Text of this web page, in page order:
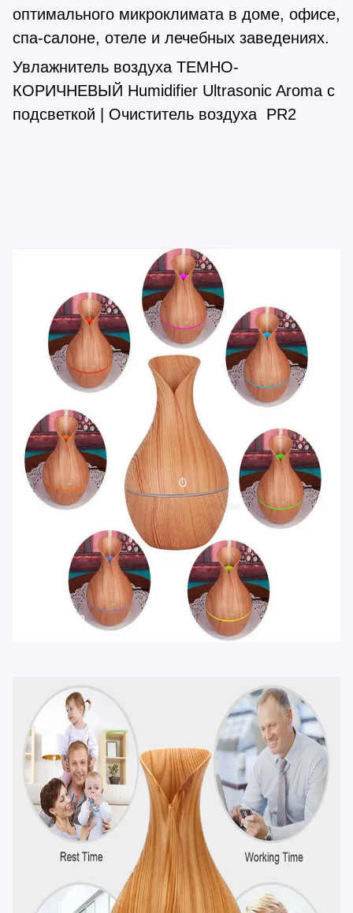
оптимального микроклимата в доме, офисе,
спа-салоне, отеле и лечебных заведениях.
Увлажнитель воздуха ТЕМНО-
КОРИЧНЕВЫЙ Humidifier Ultrasonic Aroma c
подсветкой | Очиститель воздуха PR2